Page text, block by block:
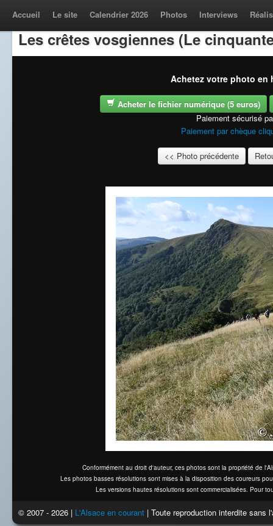
Accueil Le site Calendrier 2026 Photos Interviews
Les crêtes vosgiennes (Le
Achetez votre photo en
Acheter le fichier numérique (5 euros)
Paiement sécurisé
Paiement par chèque
<< Photo précédente
Conformément au droit d'auteur, ces photos sont la propriété de
Les photos basses résolutions sont mises à la disposition des coureurs
Les versions hautes résolutions sont commercialisées. Pour
© 2007 - 2026 | L'Alsace en courant | Toute reproduction interdite sans